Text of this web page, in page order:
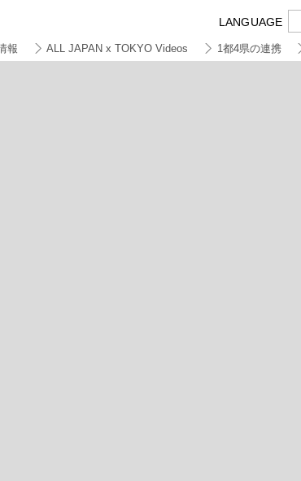
LANGUAGE
報 ALL JAPAN x TOKYO Videos 1都4県の連携